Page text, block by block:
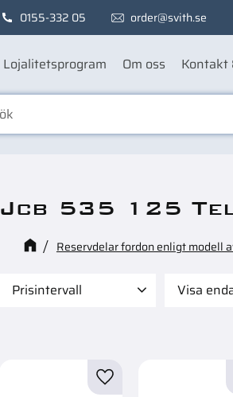
0155-332 05 order@svith.se
Lojalitetsprogram Om oss Kontakt
Jcb 535 125
Reservdelar fordon enligt modell
Prisintervall Visa
Lägg till i favoriter